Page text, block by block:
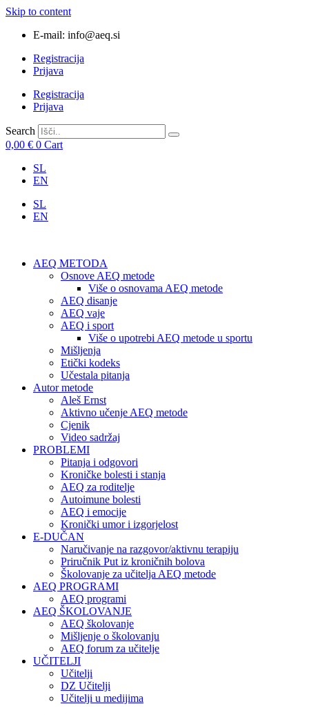
Skip to content
E-mail: info@aeq.si
Registracija
Prijava
Registracija
Prijava
Search
0,00 € 0 Cart
SL
EN
SL
EN
AEQ METODA
Osnove AEQ metode
Više o osnovama AEQ metode
AEQ disanje
AEQ vaje
AEQ i sport
Više o upotrebi AEQ metode u sportu
Mišljenja
Etički kodeks
Učestala pitanja
Autor metode
Aleš Ernst
Aktivno učenje AEQ metode
Cjenik
Video sadržaj
PROBLEMI
Pitanja i odgovori
Kroničke bolesti i stanja
AEQ za roditelje
Autoimune bolesti
AEQ i emocije
Kronički umor i izgorjelost
E-DUČAN
Naručivanje na razgovor/aktivnu terapiju
Priručnik Put iz kroničnih bolova
Školovanje za učitelja AEQ metode
AEQ PROGRAMI
AEQ programi
AEQ ŠKOLOVANJE
AEQ školovanje
Mišljenje o školovanju
AEQ forum za učitelje
UČITELJI
Učitelji
DZ Učitelji
Učitelji u medijima